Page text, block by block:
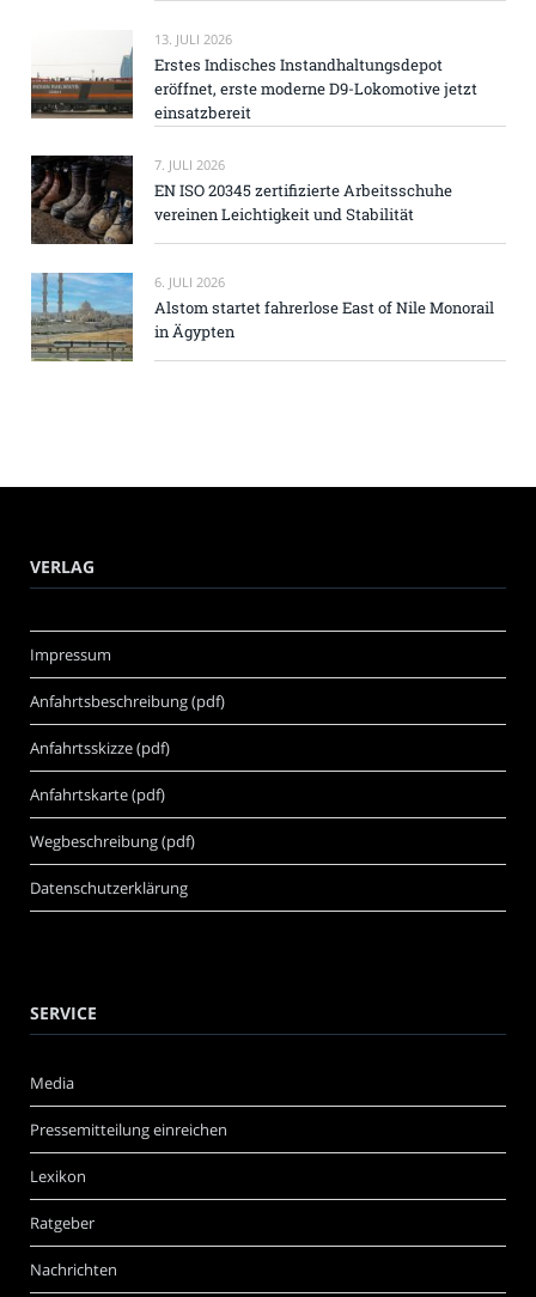
13. JULI 2026
Erstes Indisches Instandhaltungsdepot
eröffnet, erste moderne D9-Lokomotive jetzt
einsatzbereit
7. JULI 2026
EN ISO 20345 zertifizierte Arbeitsschuhe
vereinen Leichtigkeit und Stabilität
6. JULI 2026
Alstom startet fahrerlose East of Nile Monorail
in Ägypten
VERLAG
Impressum
Anfahrtsbeschreibung (pdf)
Anfahrtsskizze (pdf)
Anfahrtskarte (pdf)
Wegbeschreibung (pdf)
Datenschutzerklärung
SERVICE
Media
Pressemitteilung einreichen
Lexikon
Ratgeber
Nachrichten